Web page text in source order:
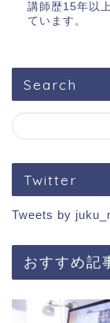
講師歴15年以
ています。
Search
Twitter
Tweets by
おすすめ記